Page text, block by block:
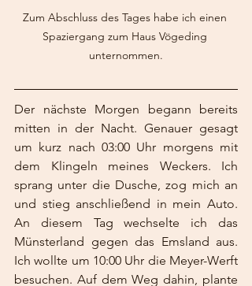
Zum Abschluss des Tages habe ich einen
Spaziergang zum Haus Vögeding
unternommen.
Der nächste Morgen begann bereits
mitten in der Nacht. Genauer gesagt
um kurz nach 03:00 Uhr morgens mit
dem Klingeln meines Weckers. Ich
sprang unter die Dusche, zog mich an
und stieg anschließend in mein Auto.
An diesem Tag wechselte ich das
Münsterland gegen das Emsland aus.
Ich wollte um 10:00 Uhr die Meyer-Werft
besuchen. Auf dem Weg dahin, plante